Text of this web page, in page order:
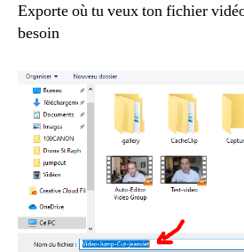
Exporte où tu veux ton fichier
besoin